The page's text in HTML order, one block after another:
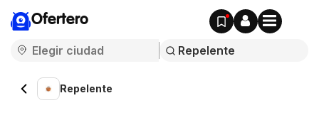
Ofertero
Repelente